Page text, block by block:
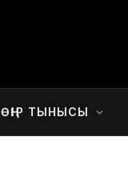
ӨҢІР ТЫНЫСЫ